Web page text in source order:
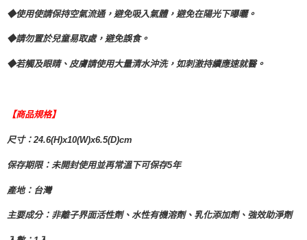
◆使用使請保持空氣流通，避免吸入氣體，避免在陽光下曝曬。
◆請勿置於兒童易取處，避免誤食。
◆若觸及眼睛、皮膚請使用大量清水沖洗，如刺激持續應速就醫。
【商品規格】
尺寸：24.6(H)x10(W)x6.5(D)cm
保存期限：未開封使用並再常溫下可保存5年
產地：台灣
主要成分：非離子界面活性劑、水性有機溶劑、乳化添加劑、強效助淨劑